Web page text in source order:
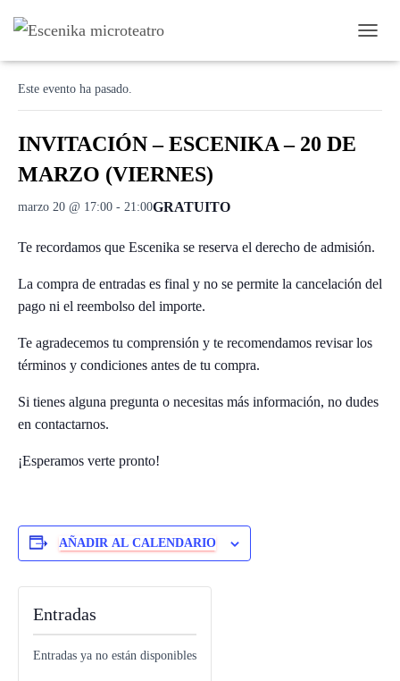
A
I
E
A
A
Ó
Este evento ha pasado.
INVITACIÓN – ESCENIKA – 20 DE
MARZO (VIERNES)
marzo 20 @ 17:00 - 21:00GRATUITO
Te recordamos que Escenika se reserva el derecho de admisión.
La compra de entradas es final y no se permite la cancelación del
pago ni el reembolso del importe.
Te agradecemos tu comprensión y te recomendamos revisar los
términos y condiciones antes de tu compra.
Si tienes alguna pregunta o necesitas más información, no dudes
en contactarnos.
¡Esperamos verte pronto!
AÑADIR AL CALENDARIO
Entradas
Entradas ya no están disponibles